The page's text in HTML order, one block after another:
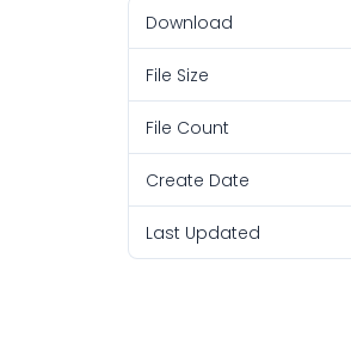
Download
File Size
File Count
Create Date
Last Updated